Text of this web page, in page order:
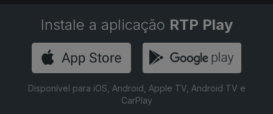
Instale a aplicação RTP Play
Disponível para iOS, Android, Apple TV, Android TV e
CarPlay